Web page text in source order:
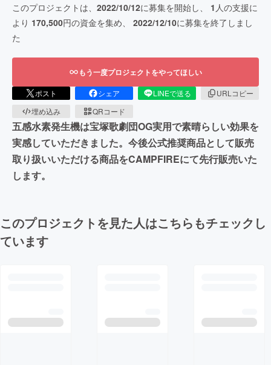
このプロジェクトは、 2022/10/12に募集を開始し、 1 人の支援に
より 170,500円の資金を集め、 2022/12/10に募集を終了しまし
た
もう一度プロジェクトをやってほしい
ポスト シェア LINEで送る
URLコピー
埋め込み
QRコード
五感水素発生機は宝塚歌劇団OG実用で素晴らしい効果を
実感していただきました。今後公式推奨商品として販売
取り扱いいただける商品をCAMPFIREにて先行販売いた
します。
このプロジェクトを見た人はこちらもチェックし
ています